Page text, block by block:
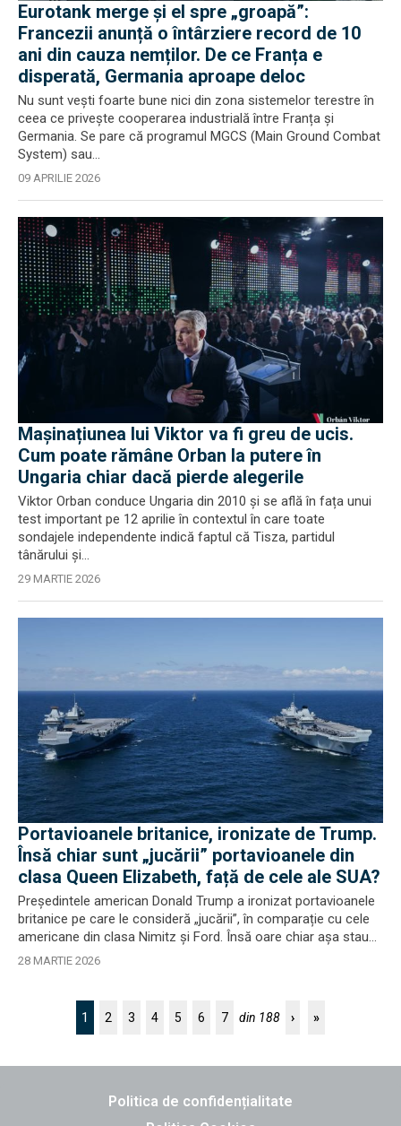
Eurotank merge și el spre „groapă”:
Francezii anunță o întârziere record de 10
ani din cauza nemților. De ce Franța e
disperată, Germania aproape deloc
Nu sunt vești foarte bune nici din zona sistemelor terestre în
ceea ce privește cooperarea industrială între Franța și
Germania. Se pare că programul MGCS (Main Ground Combat
System) sau...
09 APRILIE 2026
Mașinațiunea lui Viktor va fi greu de ucis.
Cum poate rămâne Orban la putere în
Ungaria chiar dacă pierde alegerile
Viktor Orban conduce Ungaria din 2010 și se află în fața unui
test important pe 12 aprilie în contextul în care toate
sondajele independente indică faptul că Tisza, partidul
tânărului și...
29 MARTIE 2026
Portavioanele britanice, ironizate de Trump.
Însă chiar sunt „jucării” portavioanele din
clasa Queen Elizabeth, față de cele ale SUA?
Președintele american Donald Trump a ironizat portavioanele
britanice pe care le consideră „jucării”, în comparație cu cele
americane din clasa Nimitz și Ford. Însă oare chiar așa stau...
28 MARTIE 2026
1 2 3 4 5 6 7 din 188 › »
Politica de confidențialitate